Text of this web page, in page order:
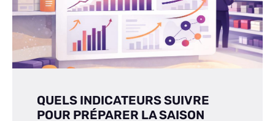
QUELS INDICATEURS SUIVRE
POUR PRÉPARER LA SAISON